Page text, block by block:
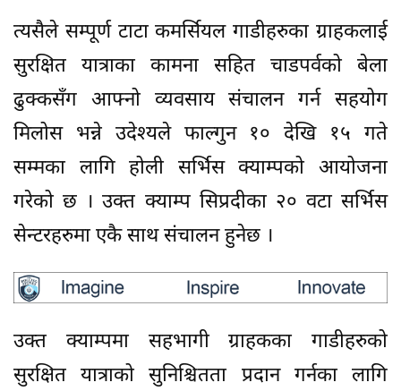
त्यसैले सम्पूर्ण टाटा कमर्सियल गाडीहरुका ग्राहकलाई
सुरक्षित यात्राका कामना सहित चाडपर्वको बेला
ढुक्कसँग आफ्नो व्यवसाय संचालन गर्न सहयोग
मिलोस भन्ने उदेश्यले फाल्गुन १० देखि १५ गते
सम्मका लागि होली सर्भिस क्याम्पको आयोजना
गरेको छ । उक्त क्याम्प सिप्रदीका २० वटा सर्भिस
सेन्टरहरुमा एकै साथ संचालन हुनेछ ।
उक्त क्याम्पमा सहभागी ग्राहकका गाडीहरुको
सुरक्षित यात्राको सुनिश्चितता प्रदान गर्नका लागि